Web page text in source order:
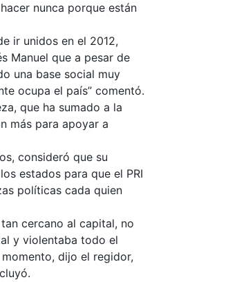
nunca porque están
ir unidos en el 2012,
Manuel que a pesar de
una base social muy
ocupa el país” comentó.
que ha sumado a la
más para apoyar a
consideró que su
estados para que el PRI
políticas cada quien
cercano al capital, no
y violentaba todo el
dijo el regidor,